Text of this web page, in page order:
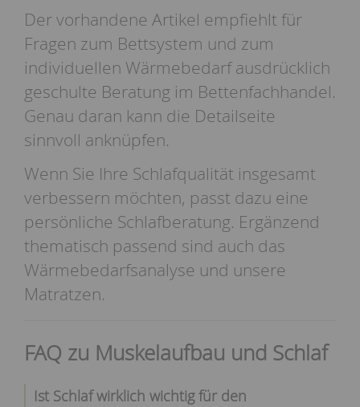
Der vorhandene Artikel empfiehlt für
Fragen zum Bettsystem und zum
individuellen Wärmebedarf ausdrücklich
geschulte Beratung im Bettenfachhandel.
Genau daran kann die Detailseite
sinnvoll anknüpfen.
Wenn Sie Ihre Schlafqualität insgesamt
verbessern möchten, passt dazu eine
persönliche Schlafberatung. Ergänzend
thematisch passend sind auch das
Wärmebedarfsanalyse und unsere
Matratzen.
FAQ zu Muskelaufbau und Schlaf
Ist Schlaf wirklich wichtig für den